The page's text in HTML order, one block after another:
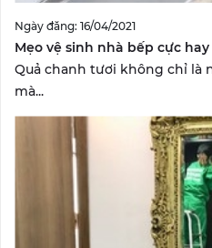
Ngày đăng: 16/04/2021
Mẹo vệ sinh nhà bếp cực
Quả chanh tươi không chỉ là
mà...